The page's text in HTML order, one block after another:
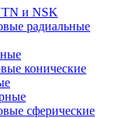
и NSK
радиальные
конические
сферические